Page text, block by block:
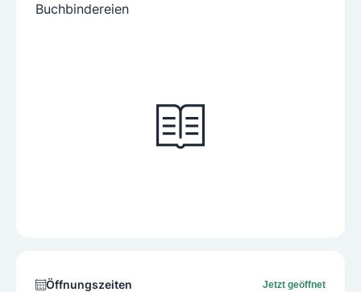
Buchbindereien
Öffnungszeiten Jetzt geöffnet